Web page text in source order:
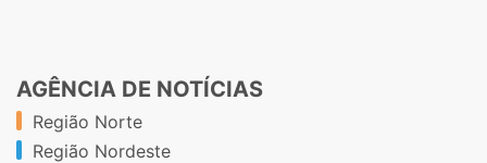
AGÊNCIA DE NOTÍCIAS
Região Norte
Região Nordeste